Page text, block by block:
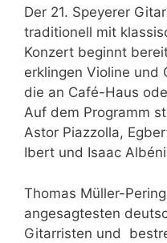
Der 21. Speyerer
traditionell mit
Konzert beginnt
erklingen Violine und
die an Café-Haus
Auf dem Programm
Astor Piazzolla,
Ibert und Isaac
Thomas Müller-
angesagtesten
Gitarristen und